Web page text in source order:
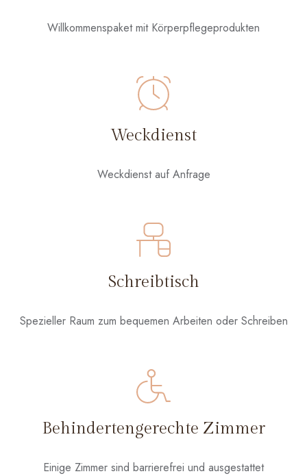
Willkommenspaket mit Körperpflegeprodukten
Weckdienst
Weckdienst auf Anfrage
Schreibtisch
Spezieller Raum zum bequemen Arbeiten oder Schreiben
Behindertengerechte Zimmer
Einige Zimmer sind barrierefrei und ausgestattet